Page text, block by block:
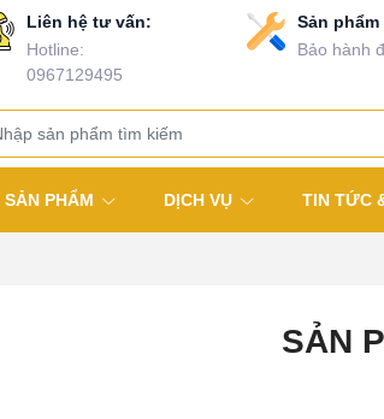
Liên hệ tư vấn:
Hotline:
0967129495
Sản
Bảo hành
SẢN PHẨM DỊCH VỤ TIN TỨC
SẢN